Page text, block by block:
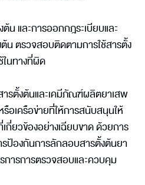
น และการออกกฎระเบียบและ
น ตรวจสอบติดตามการใช้สารตั้ง
ในทางที่ผิด
รตั้งต้นและเคมีภัณฑ์ผลิตยาเสพ
อเครือข่ายที่ให้การสนับสนุนให้
ยวข้องอย่างเฉียบขาด ด้วยการ
รป้องกันการลักลอบสารตั้งต้นยา
การการตรวจสอบและควบคุม